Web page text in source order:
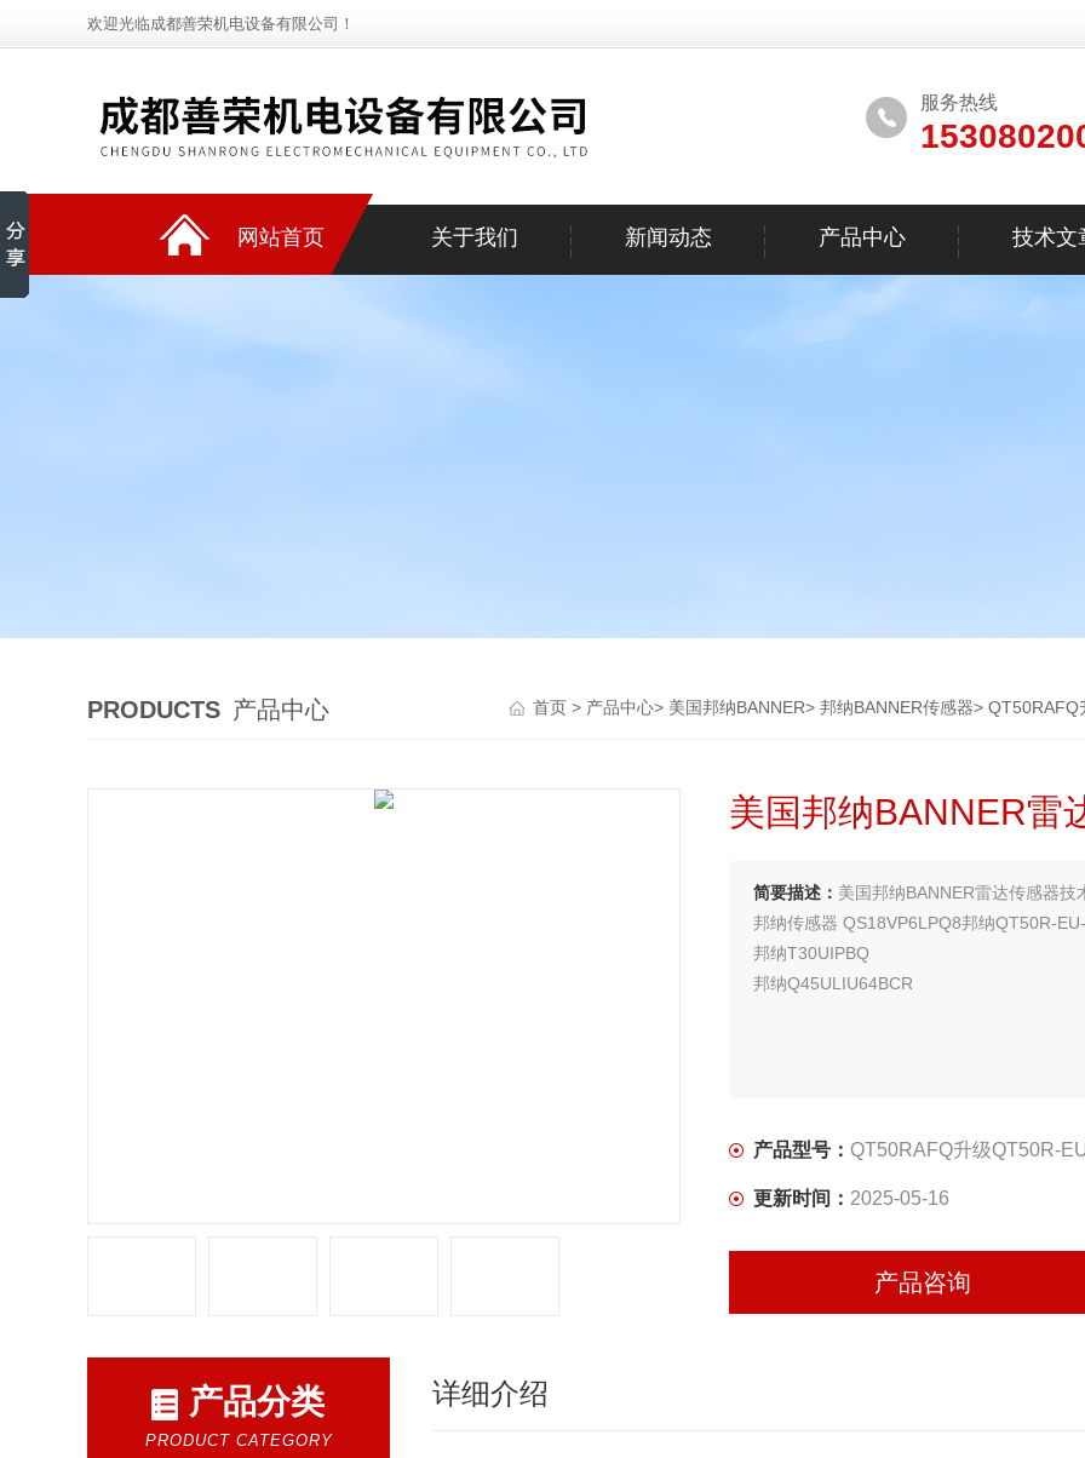
欢迎光临成都善荣机电设备有限公司！
服务热线
网站首页 关于我们 新闻动态 产品中心 技术文
PRODUCTS 产品中心 首页 > 产品中心> 美国邦纳BANNER> 邦纳BANNER传感器> QT50RAFQ
美国邦纳BANNER雷
简要描述： 美国邦纳BANNER雷达传感器技
邦纳传感器 QS18VP6LPQ8邦纳QT50R-
邦纳T30UIPBQ
邦纳Q45ULIU64BCR
产品型号： QT50RAFQ升级QT50R-EU-
更新时间： 2025-05-16
产品咨询
产品分类
PRODUCT CATEGORY
详细介绍